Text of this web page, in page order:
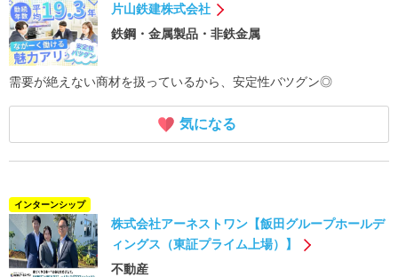
片山鉄建株式会社
鉄鋼・金属製品・非鉄金属
需要が絶えない商材を扱っているから、安定性バツグン◎
気になる
インターンシップ
株式会社アーネストワン【飯田グループホールデ
ィングス（東証プライム上場）】
不動産